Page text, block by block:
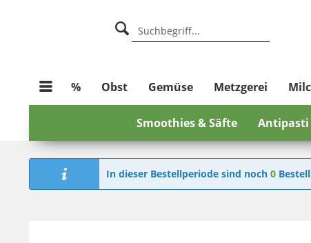
% Obst Gemüse Metzgerei
Smoothies & Säfte Antipasti
In dieser Bestellperiode sind noch 0